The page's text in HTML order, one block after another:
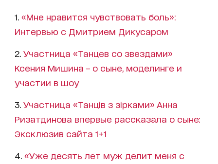
1. «Мне нравится чувствовать боль»:
Интервью с Дмитрием Дикусаром
2. Участница «Танцев со звездами»
Ксения Мишина – о сыне, моделинге и
участии в шоу
3. Участница «Танців з зірками» Анна
Ризатдинова впервые рассказала о сыне:
Эксклюзив сайта 1+1
4. «Уже десять лет муж делит меня с